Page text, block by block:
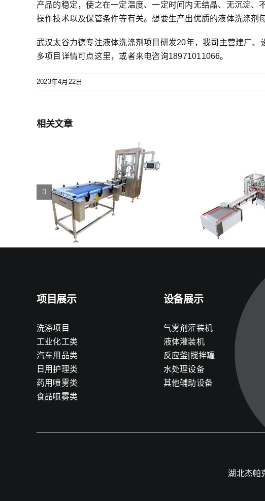
产品的稳定，使之在一定温度、一定时间内无结晶、无沉淀、
操作技术以及保管条件等有关。想要生产出优质的液体洗涤剂
武汉太谷力德专注液体洗涤剂项目研发20年，我司主营建厂
多项目详情可点这里，或者来电咨询18971011066。
2023年4月22日
相关文章
二元气雾剂灌装机｜湖北杰帕
克打造行业灌装标杆
气雾剂
撑封口
项目展示
洗涤项目
工业化工类
汽车用品类
日用护理类
药用喷雾类
食品喷雾类
设备展示
气雾剂灌装机
液体灌装机
反应釜|搅拌罐
水处理设备
其他辅助设备
湖北杰帕